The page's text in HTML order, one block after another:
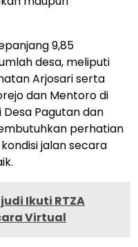
9,85
desa, meliputi
Arjosari serta
dan Mentoro di
Desa Pagutan dan
perhatian
jalan secara
Ikuti RTZA
Virtual